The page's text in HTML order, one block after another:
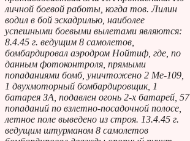
личной боевой работы, когда тов. Лилин
водил в бой эскадрилью, наиболее
успешными боевыми вылетами являются:
8.4.45 г. ведущим 8 самолетов,
бомбардировал аэродром Нойтиф, где, по
данным фотоконтроля, прямыми
попаданиями бомб, уничтожено 2 Ме-109,
1 двухмоторный бомбардировщик, 1
батарея ЗА, подавлен огонь 2-х батарей, 57
попаданий по взлетно-посадочной полосе,
летное поле выведено из строя. 13.4.45 г.
ведущим штурманом 8 самолетов